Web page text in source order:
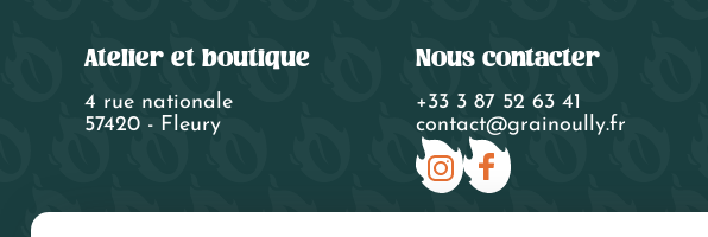
Atelier et boutique
4 rue nationale
57420 - Fleury
Nous contacter
+33 3 87 52 63 41
contact@grainoully.fr